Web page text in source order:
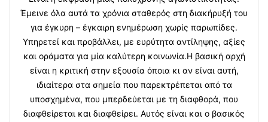
Έμεινε όλα αυτά τα χρόνια σταθερός στη διακήρυξή του
για έγκυρη – έγκαιρη ενημέρωση χωρίς παρωπίδες.
Υπηρετεί και προβάλλει, με ευρύτητα αντίληψης, αξίες
και οράματα για μία καλύτερη κοινωνία.Η βασική αρχή
είναι η κριτική στην εξουσία όποια κι αν είναι αυτή,
ιδιαίτερα στα σημεία που παρεκτρέπεται από τα
υποσχημένα, που μπερδεύεται με τη διαφθορά, που
διαφθείρεται και διαφθείρει. Αυτός είναι και ο βασικός